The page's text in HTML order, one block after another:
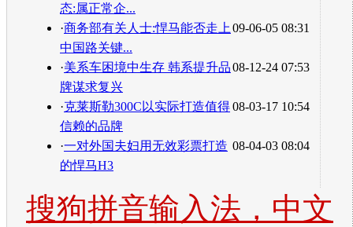
态:属正常企...
09-06-05 08:31
·商务部有关人士:悍马能否走上
中国路关键...
08-12-24 07:53
·美系车困境中生存 韩系提升品
牌谋求复兴
08-03-17 10:54
·克莱斯勒300C以实际打造值得
信赖的品牌
08-04-03 08:04
·一对外国夫妇用无效彩票打造
的悍马H3
搜狗拼音输入法，中文